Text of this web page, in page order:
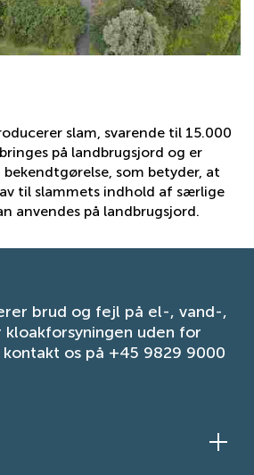
slam, svarende til 15.000
på landbrugsjord og er
som betyder, at
til slammets indhold af særlige
anvendes på landbrugsjord.
brud og fejl på el-, vand-,
uden for
kontakt os på +45 9829 9000